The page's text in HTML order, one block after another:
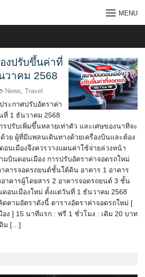
MENU
งปรับขึ้นค่าที่
วาคม 2568
News, Travel
ระกาศปรับอัตราค่า
ที่ 1 ธันวาคม 2568
ปรับเพิ่มขึ้นหลายเท่าตัว และเศษของนาทีจะ
วย ผู้ที่มีแพลนเดินทางด้วยเครื่องบินและต้อง
นเมืองจึงควรวางแผนค่าใช้จ่ายล่วงหน้า
บินดอนเมือง การปรับอัตราค่าจอดรถใหม่
คารจอดรถยนต์ชั้นใต้ดิน อาคาร 1 อาคาร
าคารผู้โดยสาร 2 อาคารจอดรถยนต์ 3 ชั้น
อนเมืองใหม่ ตั้งแต่วันที่ 1 ธันวาคม 2568
ตามอัตราดังนี้ ตารางอัตราค่าจอดรถใหม่ [
ง ] 15 นาทีแรก : ฟรี 1 ชั่วโมง : เดิม 20 บาท
ม […]